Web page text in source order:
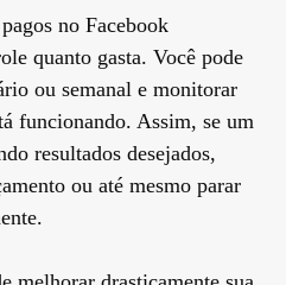
no Facebook
quanto gasta. Você pode
ou semanal e monitorar
funcionando. Assim, se um
resultados desejados,
ou até mesmo parar